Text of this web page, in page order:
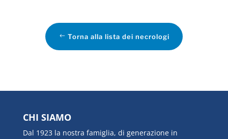
Torna alla lista dei necrologi
CHI SIAMO
Dal 1923 la nostra famiglia, di generazione in